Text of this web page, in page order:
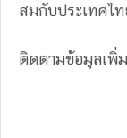
สมกับประเทศไ
ติดตามข้อมูลเพิ่